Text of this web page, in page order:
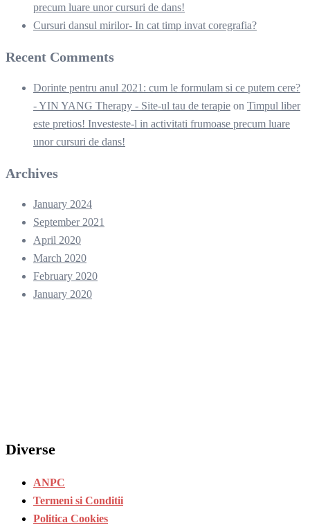
precum luare unor cursuri de dans!
Cursuri dansul mirilor- In cat timp invat coregrafia?
Recent Comments
Dorinte pentru anul 2021: cum le formulam si ce putem cere?
- YIN YANG Therapy - Site-ul tau de terapie on Timpul liber
este pretios! Investeste-l in activitati frumoase precum luare
unor cursuri de dans!
Archives
January 2024
September 2021
April 2020
March 2020
February 2020
January 2020
Diverse
ANPC
Termeni si Conditii
Politica Cookies